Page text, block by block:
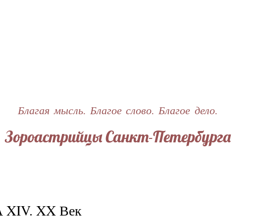
Зороастрийцы Санкт-Петербурга
Благая мысль. Благое слово. Благое дело.
XX Век